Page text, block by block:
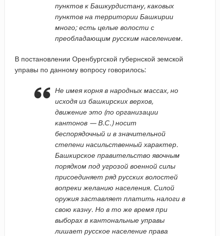
пунктов к Башкурдистану, каковых
пунктов на территории Башкирии
много; есть целые волости с
преобладающим русским населением.
В постановлении Оренбургской губернской земской
управы по данному вопросу говорилось:
Не имея корня в народных массах, но
исходя из башкирских верхов,
движение это (по организации
кантонов — В.С.) носит
беспорядочный и в значительной
степени насильственный характер.
Башкирское правительство явочным
порядком под угрозой военной силы
присоединяет ряд русских волостей
вопреки желанию населения. Силой
оружия заставляет платить налоги в
свою казну. Но в то же время при
выборах в кантональные управы
лишает русское население права